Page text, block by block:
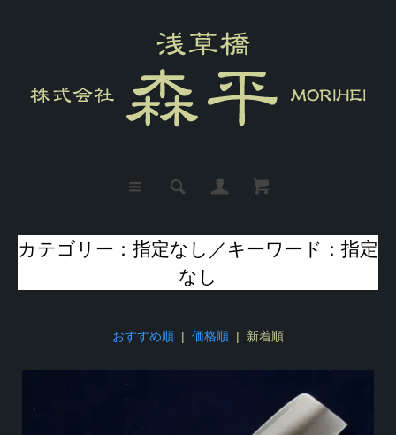
カテゴリー：指定なし／キーワード：指定
なし
おすすめ順 | 価格順 | 新着順